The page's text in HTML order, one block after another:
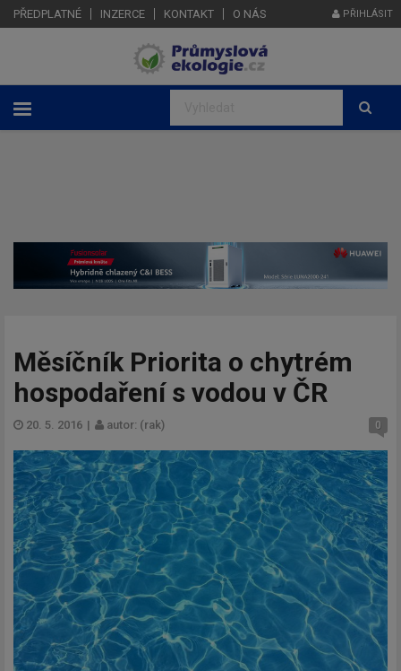
PŘEDPLATNÉ INZERCE KONTAKT O NÁS PŘIHLÁSIT
Měsíčník Priorita o chytrém
hospodaření s vodou v ČR
20. 5. 2016 | autor: (rak) 0